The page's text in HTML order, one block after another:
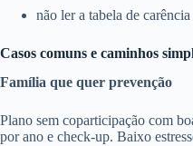
não ler a tabela de carência
Casos comuns e caminhos
Família que quer prevenção
Plano sem coparticipação com
por ano e check-up. Baixo